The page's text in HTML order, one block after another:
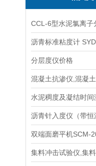
CCL-6型水泥氯离子
沥青标准粘度计
分层度仪价格
双端面磨平机SCM-